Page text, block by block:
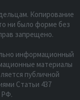
Копирование
ни было форме без
запрещено.
информационный
материалы
публичной
Статьи 437
РФ.